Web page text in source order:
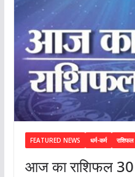
FEATURED NEWS धर्म-कर्म राशिफल
आज का राशिफल 30